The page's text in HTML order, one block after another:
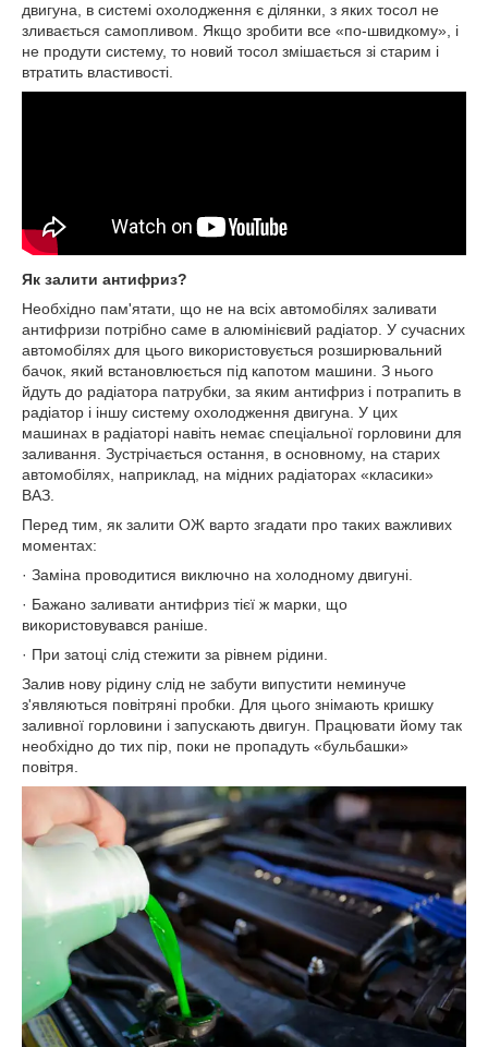
двигуна, в системі охолодження є ділянки, з яких тосол не
зливається самопливом. Якщо зробити все «по-швидкому», і
не продути систему, то новий тосол змішається зі старим і
втратить властивості.
Як залити антифриз?
Необхідно пам'ятати, що не на всіх автомобілях заливати
антифризи потрібно саме в алюмінієвий радіатор. У сучасних
автомобілях для цього використовується розширювальний
бачок, який встановлюється під капотом машини. З нього
йдуть до радіатора патрубки, за яким антифриз і потрапить в
радіатор і іншу систему охолодження двигуна. У цих
машинах в радіаторі навіть немає спеціальної горловини для
заливання. Зустрічається остання, в основному, на старих
автомобілях, наприклад, на мідних радіаторах «класики»
ВАЗ.
Перед тим, як залити ОЖ варто згадати про таких важливих
моментах:
· Заміна проводитися виключно на холодному двигуні.
· Бажано заливати антифриз тієї ж марки, що
використовувався раніше.
· При затоці слід стежити за рівнем рідини.
Залив нову рідину слід не забути випустити неминуче
з'являються повітряні пробки. Для цього знімають кришку
заливної горловини і запускають двигун. Працювати йому так
необхідно до тих пір, поки не пропадуть «бульбашки»
повітря.